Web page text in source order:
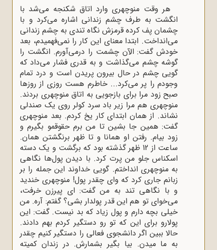
هر وقت منوچهری وارد اتاق شکنجه می‌شد با
انگشت به طرف چشم زندانی اشاره می‌کرد و با
چشمان پف کرده قرمزش نگاه تندی به چشم زندانی
می‌انداخت. ابتدا معنای این کار را نمی‌فهمیدم، بعد
خودش گفت: الآن چشمت را درمی‌آورم. انگشت را
گوشه چشم می‌گذاشت و به قدری فشار می‌داد که
گویی چشم در حال بیرون پریدن است و درد تمام
وجودم را پر می‌کرد... خاطرم هست روزی از روزها
صبح زود مرا برای بازجویی به اتاق منوچهری بردند.
منوچهری هم مرا زیر باد سرد کولر روی یک صندلی
نشاند. از همان ابتدای کار یخ کردم. بعد منوچهری
گفت: همین جا بشین تا من برم حقوقمو بگیرم و
زود بیام. رفتن او همانا و تا ظهر برنگشتن همان.
ساعت از 12 ظهر گذشته بود که برگشت و یک دسته
اسکناس جلو من پرت کرد. با دیدن پول‌ها نگاهی
به منوچهری انداختم. گویی خداوند این جمله را بر
زبانم جاری کرد که وای چقدر پول! منوچهری خندید
و با نگاهی تند به من گفت: ای پیرزن خرفت،
می‌خوای تو هم این قدر پولدار بشی؟ گفتم: آره. من
خیلی بچه دارم و پول زیاد که بد نیست. گفت: این
پولارو برای این که تو رو دستگیر کردم بهم دادند.
حالا ببین اگر دانشجوی فعالی را دستگیر کنیم چقدر
به ما میدن. بیا بگیر بشمارش. در زندان کمیته